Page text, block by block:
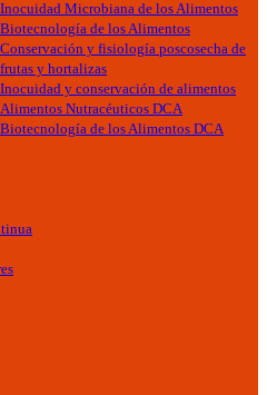
Inocuidad Microbiana de los Alimentos
Biotecnología de los Alimentos
Conservación y fisiología poscosecha de
frutas y hortalizas
Inocuidad y conservación de alimentos
Alimentos Nutracéuticos DCA
Biotecnología de los Alimentos DCA